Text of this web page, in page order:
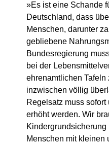
»Es ist eine Schande
Deutschland, dass
Menschen, darunter
gebliebene
Bundesregierung
bei der
ehrenamtlichen Tafeln
inzwischen völlig
Regelsatz muss
erhöht werden. Wir
Menschen mit kleinen